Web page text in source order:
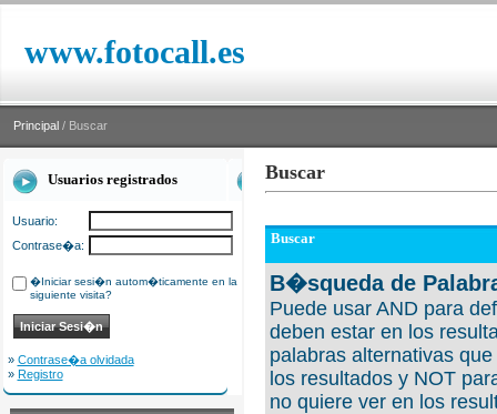
www.fotocall.es
Principal / Buscar
Usuarios registrados
Usuario:
Contrase�a:
�Iniciar sesi�n autom�ticamente en la
siguiente visita?
» Contrase�a olvidada
» Registro
Buscar
Buscar
B�squeda de
Puede usar AND para
deben estar en los
palabras alternativas
los resultados y NOT
no quiere ver en los